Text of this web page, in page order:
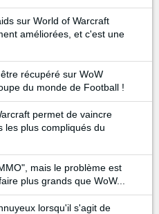
sur World of Warcraft
améliorées, et c'est une
récupéré sur WoW
du monde de Football !
permet de vaincre
les plus compliqués du
mais le problème est
plus grands que WoW...
lorsqu'il s'agit de